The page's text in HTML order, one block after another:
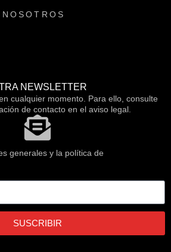
NEWSLETTER
cualquier momento. Para ello, consulte
de contacto en el aviso legal.
generales y la política de
SUSCRIBIR